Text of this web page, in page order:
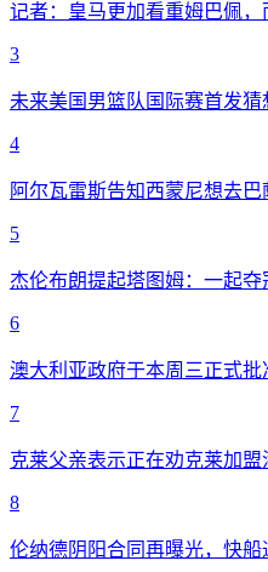
记者：皇马更加看重姆巴佩
3
未来美国男篮队国际赛首发猜
4
阿尔瓦雷斯告知西蒙尼想去巴
5
杰伦布朗提起塔图姆：一起
6
澳大利亚政府于本周三正式
7
克莱父亲表示正在劝克莱加盟
8
伦纳德阴阳合同再曝光，快